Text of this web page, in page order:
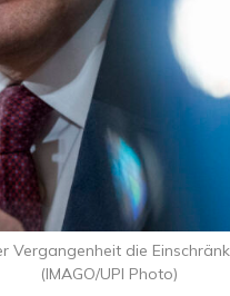
Vergangenheit die
(IMAGO/UPI Photo)